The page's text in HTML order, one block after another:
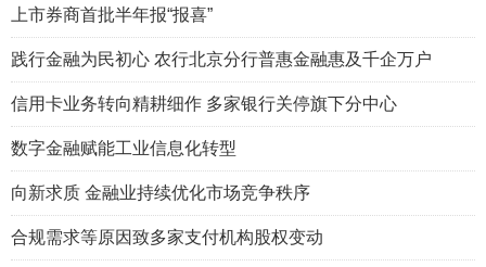
上市券商首批半年报“报喜”
践行金融为民初心 农行北京分行普惠金融惠及千企万户
信用卡业务转向精耕细作 多家银行关停旗下分中心
数字金融赋能工业信息化转型
向新求质 金融业持续优化市场竞争秩序
合规需求等原因致多家支付机构股权变动